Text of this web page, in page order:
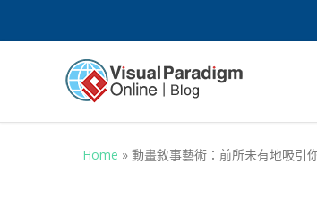
Home » 動畫敘事藝術：前所未有地吸引